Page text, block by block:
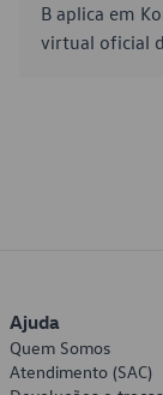
B aplica em
virtual oficial
Ajuda
Quem Somos
Atendimento (SAC)